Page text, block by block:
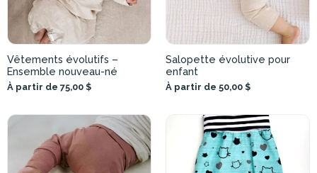
Vêtements évolutifs –
Ensemble nouveau-né
À partir de 75,00 $
Salopette évolutive pour
enfant
À partir de 50,00 $